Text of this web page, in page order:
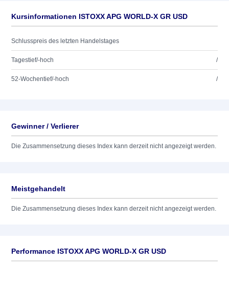
Kursinformationen ISTOXX APG WORLD-X GR USD
Schlusspreis des letzten Handelstages
Tagestief/-hoch /
52-Wochentief/-hoch /
Gewinner / Verlierer
Die Zusammensetzung dieses Index kann derzeit nicht angezeigt werden.
Meistgehandelt
Die Zusammensetzung dieses Index kann derzeit nicht angezeigt werden.
Performance ISTOXX APG WORLD-X GR USD